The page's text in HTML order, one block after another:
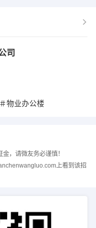
司
物业办公楼
，请微友务必谨慎！
上看到该招